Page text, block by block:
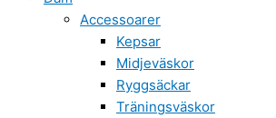
Accessoarer
Kepsar
Midjeväskor
Ryggsäckar
Träningsväskor